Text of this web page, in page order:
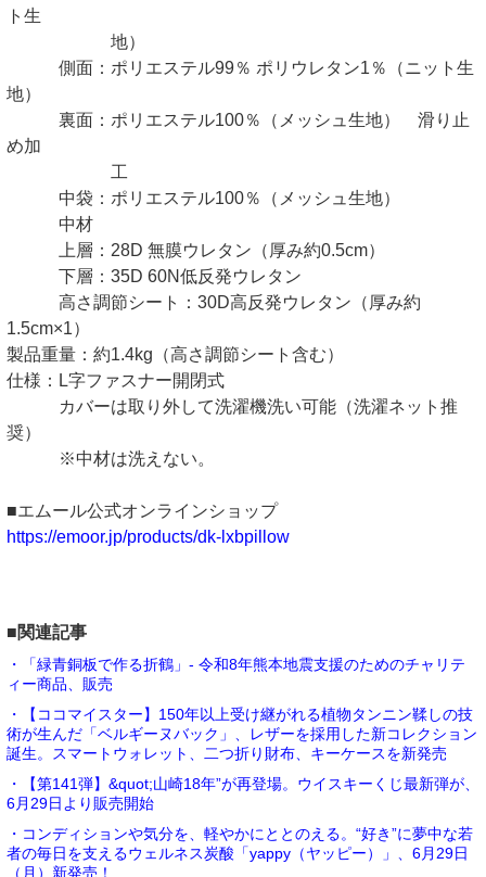
ト生
地）
側面：ポリエステル99％ ポリウレタン1％（ニット生
地）
裏面：ポリエステル100％（メッシュ生地） 滑り止
め加
工
中袋：ポリエステル100％（メッシュ生地）
中材
上層：28D 無膜ウレタン（厚み約0.5cm）
下層：35D 60N低反発ウレタン
高さ調節シート：30D高反発ウレタン（厚み約
1.5cm×1）
製品重量：約1.4kg（高さ調節シート含む）
仕様：L字ファスナー開閉式
カバーは取り外して洗濯機洗い可能（洗濯ネット推
奨）
※中材は洗えない。
■エムール公式オンラインショップ
https://emoor.jp/products/dk-lxbpillow
■関連記事
・「緑青銅板で作る折鶴」- 令和8年熊本地震支援のためのチャリテ
ィー商品、販売
・【ココマイスター】150年以上受け継がれる植物タンニン鞣しの技
術が生んだ「ベルギーヌバック」、レザーを採用した新コレクション
誕生。スマートウォレット、二つ折り財布、キーケースを新発売
・【第141弾】&quot;山崎18年”が再登場。ウイスキーくじ最新弾が、
6月29日より販売開始
・コンディションや気分を、軽やかにととのえる。“好き”に夢中な若
者の毎日を支えるウェルネス炭酸「yappy（ヤッピー）」、6月29日
（月）新発売！